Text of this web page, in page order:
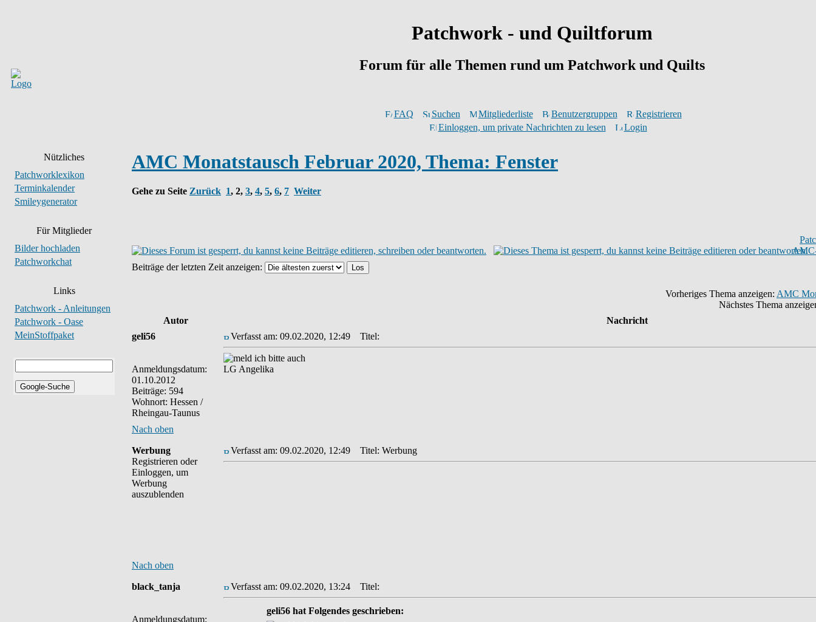
Patchwork - und Quiltforum
Forum für alle Themen rund um Patchwork und Quilts
FAQ Suchen Mitgliederliste Benutzergruppen
Registrieren
Einloggen, um private Nachrichten zu lesen
Login
Nützliches
Patchworklexikon
Terminkalender
Smileygenerator
Für Mitglieder
Bilder hochladen
Patchworkchat
Links
Patchwork - Anleitungen
Patchwork - Oase
MeinStoffpaket
AMC Monatstausch Februar 2020, Thema: Fenster
Gehe zu Seite Zurück 1, 2, 3, 4, 5, 6, 7 Weiter
Beiträge der letzten Zeit anzeigen:
Vorheriges Thema anzeigen: AMC
Nächstes Thema
Autor
Nachricht
geli56
Anmeldungsdatum:
01.10.2012
Beiträge: 594
Wohnort: Hessen /
Rheingau-Taunus
Verfasst am: 09.02.2020, 12:49 Titel:
ich bitte auch
LG Angelika
Nach oben
Werbung
Registrieren oder
Einloggen, um
Werbung
auszublenden
Verfasst am: 09.02.2020, 12:49 Titel: Werbung
Nach oben
black_tanja
Anmeldungsdatum:
Verfasst am: 09.02.2020, 13:24 Titel:
geli56 hat Folgendes geschrieben: